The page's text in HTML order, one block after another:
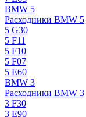
BMW 5
Расходники BMW 5
5 G30
5 F11
5 F10
5 F07
5 E60
BMW 3
Расходники BMW 3
3 F30
3 E90